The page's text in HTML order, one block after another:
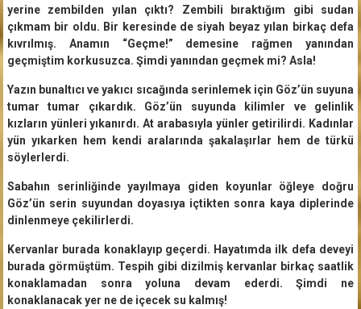
yerine zembilden yılan çıktı? Zembili bıraktığım gibi sudan
çıkmam bir oldu. Bir keresinde de siyah beyaz yılan birkaç defa
kıvrılmış. Anamın “Geçme!” demesine rağmen yanından
geçmiştim korkusuzca. Şimdi yanından geçmek mi? Asla!
Yazın bunaltıcı ve yakıcı sıcağında serinlemek için Göz’ün suyuna
tumar tumar çıkardık. Göz’ün suyunda kilimler ve gelinlik
kızların yünleri yıkanırdı. At arabasıyla yünler getirilirdi. Kadınlar
yün yıkarken hem kendi aralarında şakalaşırlar hem de türkü
söylerlerdi.
Sabahın serinliğinde yayılmaya giden koyunlar öğleye doğru
Göz’ün serin suyundan doyasıya içtikten sonra kaya diplerinde
dinlenmeye çekilirlerdi.
Kervanlar burada konaklayıp geçerdi. Hayatımda ilk defa deveyi
burada görmüştüm. Tespih gibi dizilmiş kervanlar birkaç saatlik
konaklamadan sonra yoluna devam ederdi. Şimdi ne
konaklanacak yer ne de içecek su kalmış!